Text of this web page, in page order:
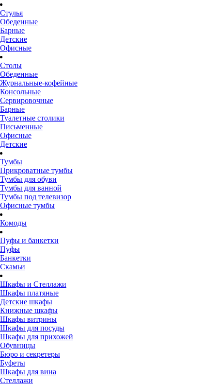
Стулья
Обеденные
Барные
Детские
Офисные
Столы
Обеденные
Журнальные-кофейные
Консольные
Сервировочные
Барные
Туалетные столики
Письменные
Офисные
Детские
Тумбы
Прикроватные тумбы
Тумбы для обуви
Тумбы для ванной
Тумбы под телевизор
Офисные тумбы
Комоды
Пуфы и банкетки
Пуфы
Банкетки
Скамьи
Шкафы и Стеллажи
Шкафы платяные
Детские шкафы
Книжные шкафы
Шкафы витрины
Шкафы для посуды
Шкафы для прихожей
Обувницы
Бюро и секретеры
Буфеты
Шкафы для вина
Стеллажи